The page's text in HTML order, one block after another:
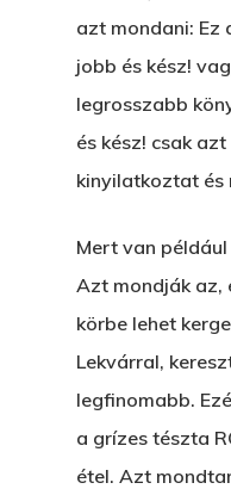
azt mondani: Ez
jobb és kész!
legrosszabb
és kész! csak
kinyilatkoztat és
Mert van
Azt mondják az,
körbe lehet
Lekvárral,
legfinomabb.
a grízes tészta
étel. Azt